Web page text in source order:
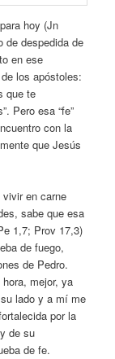
hoy (Jn
de despedida de
en ese
los apóstoles:
que te
Pero esa “fe”
con la
que Jesús
en carne
sabe que esa
1,7; Prov 17,3)
de fuego,
de Pedro.
mejor, ya
lado y a mí me
por la
de su
de fe.